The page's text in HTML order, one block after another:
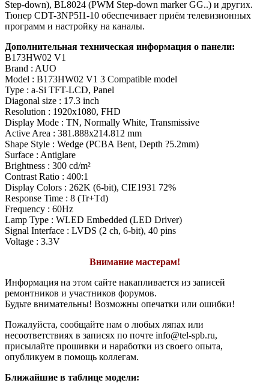
Step-down), BL8024 (PWM Step-down marker GG..) и других.
Тюнер CDT-3NP5I1-10 обеспечивает приём телевизионных
программ и настройку на каналы.
Дополнительная техническая информация о панели:
B173HW02 V1
Brand : AUO
Model : B173HW02 V1 3 Compatible model
Type : a-Si TFT-LCD, Panel
Diagonal size : 17.3 inch
Resolution : 1920x1080, FHD
Display Mode : TN, Normally White, Transmissive
Active Area : 381.888x214.812 mm
Shape Style : Wedge (PCBA Bent, Depth ?5.2mm)
Surface : Antiglare
Brightness : 300 cd/m²
Contrast Ratio : 400:1
Display Colors : 262K (6-bit), CIE1931 72%
Response Time : 8 (Tr+Td)
Frequency : 60Hz
Lamp Type : WLED Embedded (LED Driver)
Signal Interface : LVDS (2 ch, 6-bit), 40 pins
Voltage : 3.3V
Внимание мастерам!
Информация на этом сайте накапливается из записей
ремонтников и участников форумов.
Будьте внимательны! Возможны опечатки или ошибки!
Пожалуйста, сообщайте нам о любых ляпах или
несоответствиях в записях по почте info@tel-spb.ru,
присылайте прошивки и наработки из своего опыта,
опубликуем в помощь коллегам.
Ближайшие в таблице модели: